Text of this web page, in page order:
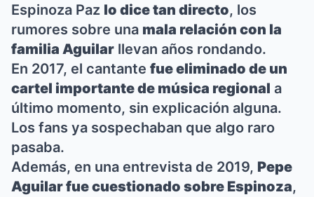
Espinoza Paz lo dice tan directo, los
rumores sobre una mala relación con la
familia Aguilar llevan años rondando.
En 2017, el cantante fue eliminado de un
cartel importante de música regional a
último momento, sin explicación alguna.
Los fans ya sospechaban que algo raro
pasaba.
Además, en una entrevista de 2019, Pepe
Aguilar fue cuestionado sobre Espinoza,